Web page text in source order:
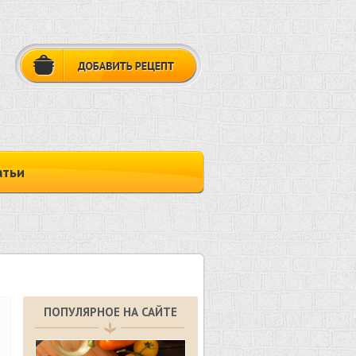
ПОПУЛЯРНОЕ НА САЙТЕ